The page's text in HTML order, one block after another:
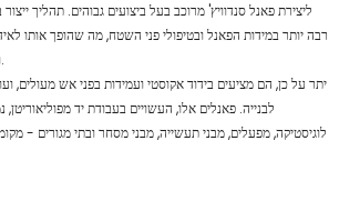
ליצירת פאנל סנדוויץ' מרוכב בעל ביצועים גבוהים. תהליך
רבה יותר במידות הפאנל ובטיפולי פני השטח, מה שהופך אותו
והן ליישומים בהתאמה אישית.
יתר על כן, הם מציעים בידוד אקוסטי ועמידות בפני אש מעולים,
לבנייה. פאנלים אלו, העשויים בעבודת יד
לוגיסטיקה, מפעלים, מבני תעשייה, מבני מסחר ובתי מגורים -